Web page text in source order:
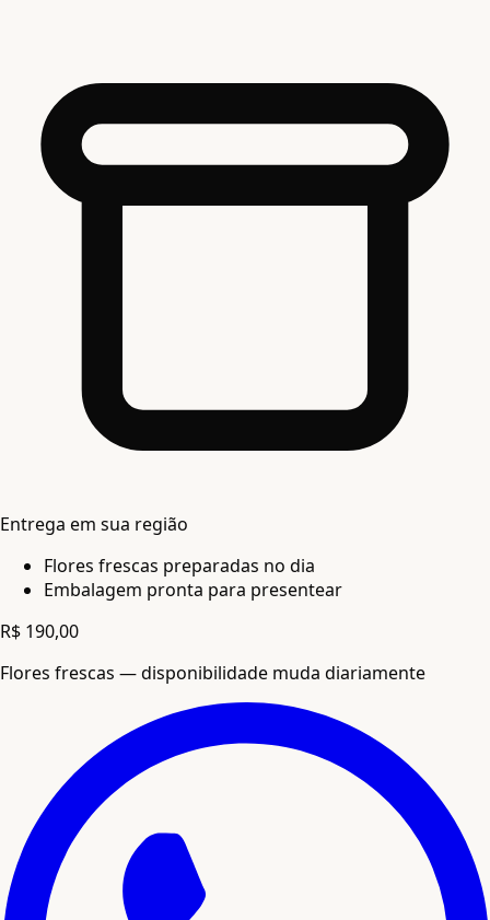
Entrega em sua região
Flores frescas preparadas no dia
Embalagem pronta para presentear
R$ 190,00
Flores frescas — disponibilidade muda diariamente